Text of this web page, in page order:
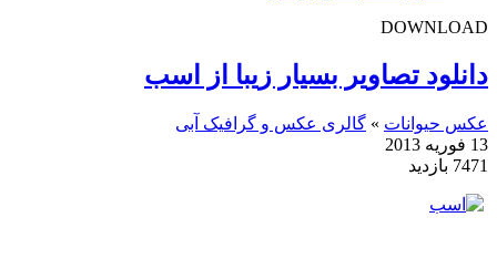
DOWNLOAD
دانلود تصاویر بسیار زیبا از اسب
عکس حیوانات » گالری عکس و گرافیک آبی
13 فوریه 2013
7471 بازدید